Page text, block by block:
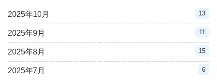
2025年10月 13
2025年9月 11
2025年8月 15
2025年7月 6